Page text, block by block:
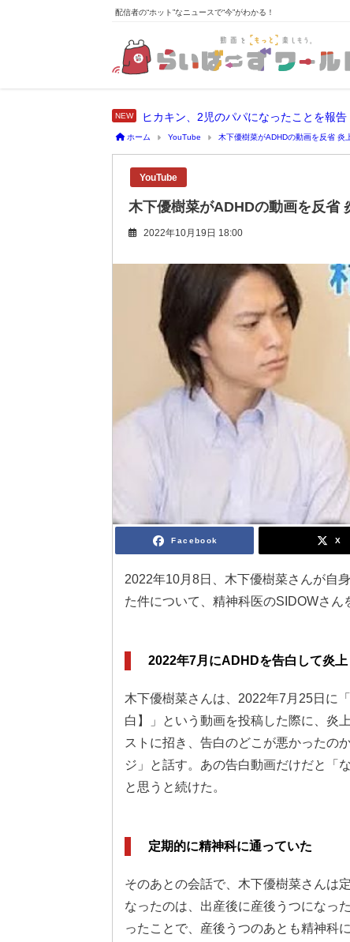
配信者の“ホット”なニュースで“今”がわかる！
ヒカキン、2児のパパになったことを報告
ホーム YouTube 木下優樹菜がADHDの動画を反省 炎
YouTube
木下優樹菜がADHDの動画を反省
2022年10月19日 18:00
Facebook X
2022年10月8日、木下優樹菜さんが自
た件について、精神科医のSIDOWさん
2022年7月にADHDを告白して炎上
木下優樹菜さんは、2022年7月25日に
白】」という動画を投稿した際に、炎
ストに招き、告白のどこが悪かったの
ジ」と話す。あの告白動画だけだと「
と思うと続けた。
定期的に精神科に通っていた
そのあとの会話で、木下優樹菜さんは
なったのは、出産後に産後うつになっ
ったことで、産後うつのあとも精神科